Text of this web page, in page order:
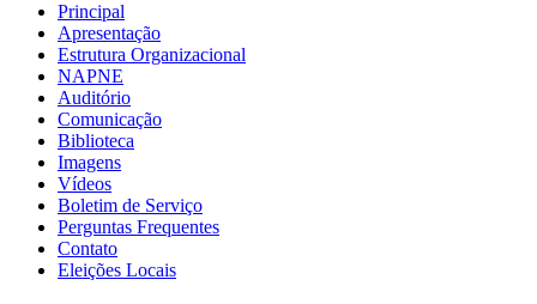
Principal
Apresentação
Estrutura Organizacional
NAPNE
Auditório
Comunicação
Biblioteca
Imagens
Vídeos
Boletim de Serviço
Perguntas Frequentes
Contato
Eleições Locais